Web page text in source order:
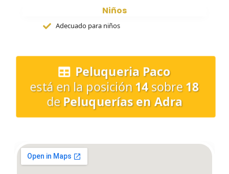
Niños
Adecuado para niños
Peluqueria Paco
está en la posición14 sobre 18
dePeluquerías en Adra